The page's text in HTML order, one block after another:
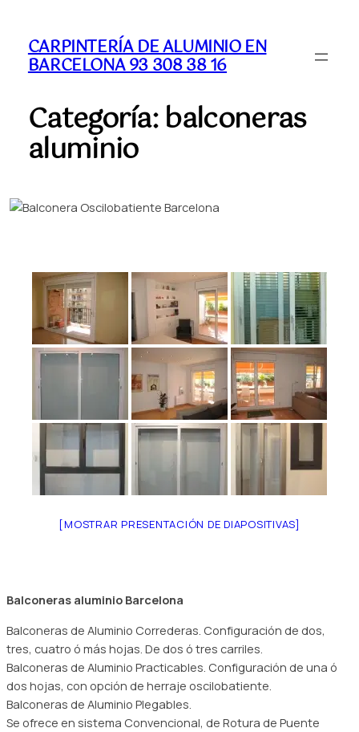
CARPINTERÍA DE ALUMINIO EN
BARCELONA 93 308 38 16
Categoría:balconeras
aluminio
[MOSTRAR PRESENTACIÓN DE DIAPOSITIVAS]
Balconeras aluminio Barcelona
Balconeras de Aluminio Correderas. Configuración de dos,
tres, cuatro ó más hojas. De dos ó tres carriles.
Balconeras de Aluminio Practicables. Configuración de una ó
dos hojas, con opción de herraje oscilobatiente.
Balconeras de Aluminio Plegables.
Se ofrece en sistema Convencional, de Rotura de Puente